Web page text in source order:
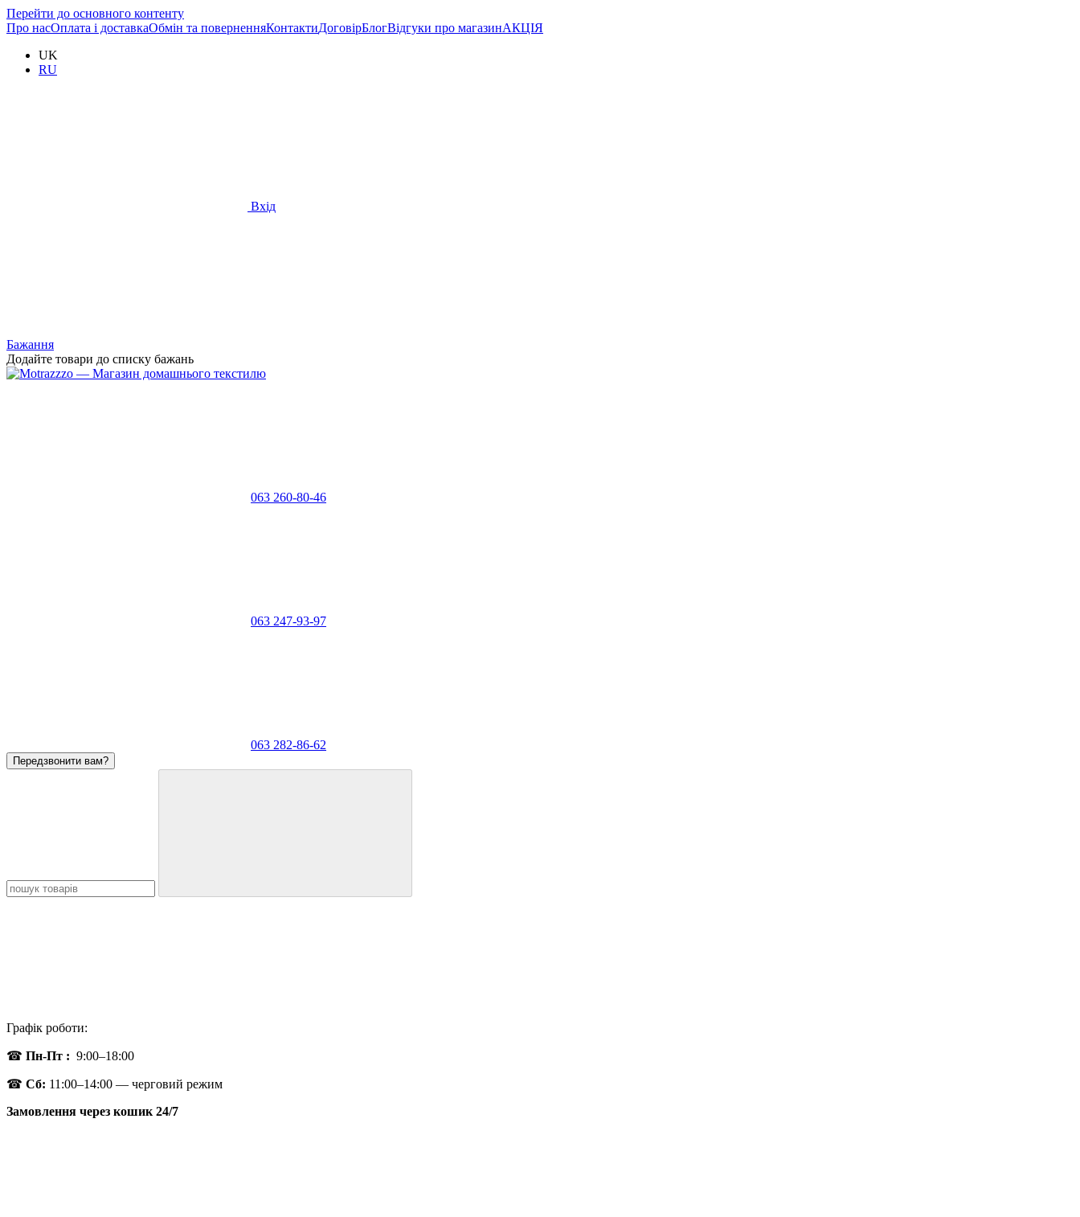
Перейти до основного контенту
Про насОплата і доставкаОбмін та поверненняКонтактиДоговірБлогВідгуки про магазинАКЦІЯ
UK
RU
Вхід
Бажання
Додайте товари до списку бажань
063 260-80-46
063 247-93-97
063 282-86-62
Передзвонити вам?
Графік роботи:
☎ Пн-Пт : 9:00–18:00
☎ Сб: 11:00–14:00 — черговий режим
Замовлення через кошик 24/7